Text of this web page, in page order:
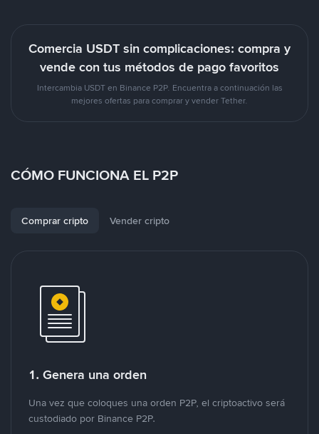
Comercia USDT sin complicaciones: compra y
vende con tus métodos de pago favoritos
Intercambia USDT en Binance P2P. Encuentra a continuación las
mejores ofertas para comprar y vender Tether.
CÓMO FUNCIONA EL P2P
Comprar cripto Vender cripto
1. Genera una orden
Una vez que coloques una orden P2P, el criptoactivo será
custodiado por Binance P2P.